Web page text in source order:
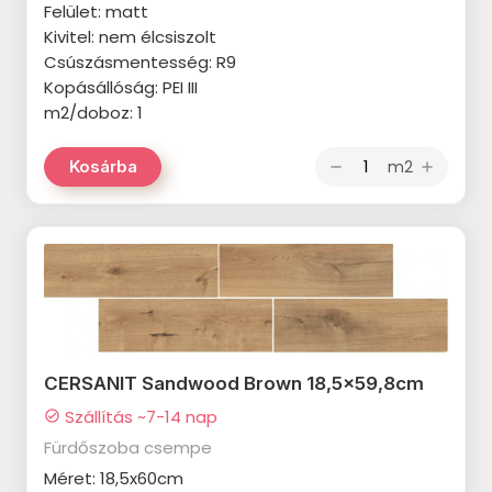
IDEA Ceramica Vernissage
termékcsalád
IDEA Ceramica Brava
termékcsalád
IDEA Ceramica Essenziale
termékcsalád
PARADYZ Natura termékcsalád
PARADYZ Dream termékcsalád
PARADYZ Emilly Grys termékcsalád
PARADYZ Symetry termékcsalád
PARADYZ Sunlight Stone
termékcsalád
PARADYZ Palazzo termékcsalád
SANT'AGOSTINO Blendart
termékcsalád
SANT'AGOSTINO Digitalart
SANT'AGOSTINO From
termékcsalád
SANT'AGOSTINO Insideart
termékcsalád
SANT'AGOSTINO New Deco
termékcsalád
SANT'AGOSTINO Oxidart
termékcsalád
TUBADZIN Aulla termékcsalád
Felület: matt
Kivitel: nem élcsiszolt
Csúszásmentesség: R9
Kopásállóság: PEI III
m2/doboz: 1
Kosárba remove m2 add
CERSANIT Sandwood Brown 18,5x59,8cm
check_circle Szállítás ~7-14 nap
Fürdőszoba csempe
Méret: 18,5x60cm